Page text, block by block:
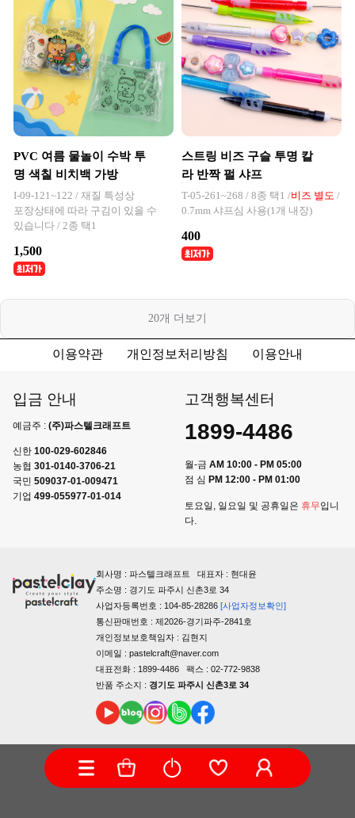
PVC 여름 물놀이 수박 투
명 색칠 비치백 가방
I-09-121~122 / 재질 특성상
포장상태에 따라 구김이 있을 수
있습니다 / 2종 택1
1,500
스트링 비즈 구슬 투명 칼
라 반짝 펄 샤프
T-05-261~268 / 8종 택1 /비즈 별도 /
0.7mm 샤프심 사용(1개 내장)
400
20개 더보기
이용약관 개인정보처리방침 이용안내
입금 안내
예금주 : (주)파스텔크래프트
신한 100-029-602846
농협 301-0140-3706-21
국민 509037-01-009471
기업 499-055977-01-014
고객행복센터
1899-4486
월-금 AM 10:00 - PM 05:00
점 심 PM 12:00 - PM 01:00
토요일, 일요일 및 공휴일은 휴무입니
다.
회사명 : 파스텔크래프트 대표자 : 현대윤
주소명 : 경기도 파주시 신촌3로 34
사업자등록번호 : 104-85-28286 [사업자정보확인]
통신판매번호 : 제2026-경기파주-2841호
개인정보보호책임자 : 김현지
이메일 : pastelcraft@naver.com
대표전화 : 1899-4486 팩스 : 02-772-9838
반품 주소지 : 경기도 파주시 신촌3로 34
COPYRIGHTⓒ PASTELCRAFT ALL RIGHTS RESERVED.